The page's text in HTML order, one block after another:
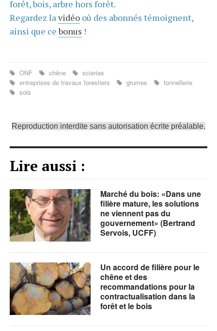
forêt, bois, arbre hors forêt.
Regardez lavidéo où des abonnés témoignent,
ainsi que cebonus !
ONF chêne
scieries
entreprises de travaux forestiers
grumes
tonnellerie
sols
Reproduction interdite sans autorisation écrite préalable.
Lire aussi :
Marché du bois: «Dans une
filière mature, les solutions
ne viennent pas du
gouvernement» (Bertrand
Servois, UCFF)
Un accord de filière pour le
chêne et des
recommandations pour la
contractualisation dans la
forêt et le bois